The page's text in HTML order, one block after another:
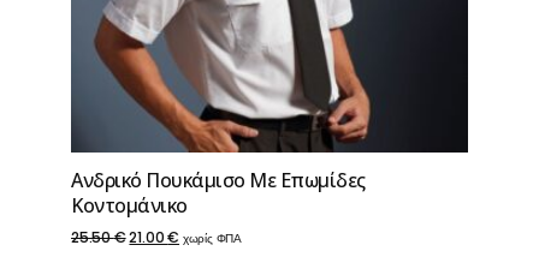
Ανδρικό Πουκάμισο Με Επωμίδες
Κοντομάνικο
25.50€Original
21.00€ Η
χωρίς ΦΠΑ